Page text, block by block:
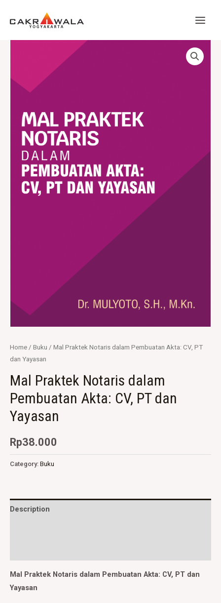
Home / Buku / Mal Praktek Notaris dalam Pembuatan Akta: CV, PT
dan Yayasan
Mal Praktek Notaris dalam
Pembuatan Akta: CV, PT dan
Yayasan
Rp38.000
Category: Buku
Description
Mal Praktek Notaris dalam Pembuatan Akta: CV, PT dan
Yayasan